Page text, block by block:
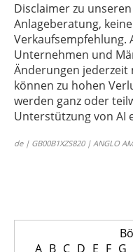
Disclaimer zu
Anlageberatung,
Verkaufsempfehlung.
Unternehmen und
Änderungen jederzeit
können zu hohen
werden ganz oder
Unterstützung von AI
de | GB00B1XZS820 | ANGLO
A B C D E F G